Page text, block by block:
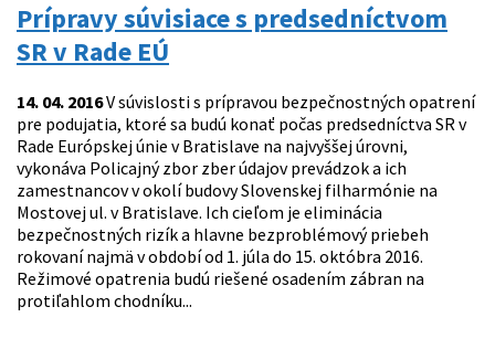
Prípravy súvisiace s predsedníctvom
SR v Rade EÚ
14. 04. 2016V súvislosti s prípravou bezpečnostných opatrení
pre podujatia, ktoré sa budú konať počas predsedníctva SR v
Rade Európskej únie v Bratislave na najvyššej úrovni,
vykonáva Policajný zbor zber údajov prevádzok a ich
zamestnancov v okolí budovy Slovenskej filharmónie na
Mostovej ul. v Bratislave. Ich cieľom je eliminácia
bezpečnostných rizík a hlavne bezproblémový priebeh
rokovaní najmä v období od 1. júla do 15. októbra 2016.
Režimové opatrenia budú riešené osadením zábran na
protiľahlom chodníku...